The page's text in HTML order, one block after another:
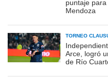
puntaje
Mendoza
TORNEO
Arce, logró
de Río